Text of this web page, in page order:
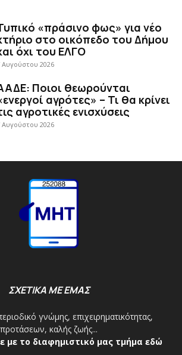
«πράσινο φως» για νέο
στο οικόπεδο του Δήμου
όχι του ΕΛΓΟ
Αυγούστου 2026
Ποιοι θεωρούνται
αγρότες» – Τι θα κρίνει
αγροτικές ενισχύσεις
Αυγούστου 2026
ΣΧΕΤΙΚΑ ΜΕ ΕΜΑΣ
γνώμης, επιχειρηματικότητας,
προτάσεων, καλής ζωής...
με το διαφημιστικό μας τμήμα εδώ